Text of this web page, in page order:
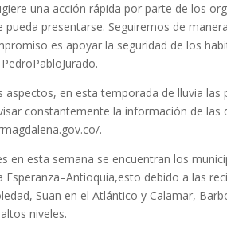
una acción rápida por parte de los
presentarse. Seguiremos de
es apoyar la seguridad de los
en esta temporada de lluvia las
constantemente la información de las
.
en esta semana se encuentran los
debido a las
Suan en el Atlántico y Calamar,
niveles.